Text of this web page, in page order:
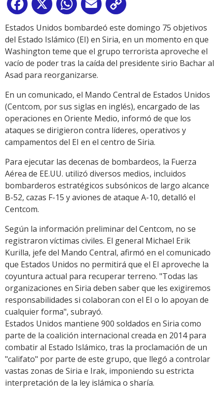
Facebook
X WhatsApp
Email
Link
Estados Unidos bombardeó este domingo 75 objetivos
del Estado Islámico (EI) en Siria, en un momento en que
Washington teme que el grupo terrorista aproveche el
vacío de poder tras la caída del presidente sirio Bachar al
Asad para reorganizarse.
En un comunicado, el Mando Central de Estados Unidos
(Centcom, por sus siglas en inglés), encargado de las
operaciones en Oriente Medio, informó de que los
ataques se dirigieron contra líderes, operativos y
campamentos del EI en el centro de Siria.
Para ejecutar las decenas de bombardeos, la Fuerza
Aérea de EE.UU. utilizó diversos medios, incluidos
bombarderos estratégicos subsónicos de largo alcance
B-52, cazas F-15 y aviones de ataque A-10, detalló el
Centcom.
Según la información preliminar del Centcom, no se
registraron víctimas civiles. El general Michael Erik
Kurilla, jefe del Mando Central, afirmó en el comunicado
que Estados Unidos no permitirá que el EI aproveche la
coyuntura actual para recuperar terreno. "Todas las
organizaciones en Siria deben saber que les exigiremos
responsabilidades si colaboran con el EI o lo apoyan de
cualquier forma", subrayó.
Estados Unidos mantiene 900 soldados en Siria como
parte de la coalición internacional creada en 2014 para
combatir al Estado Islámico, tras la proclamación de un
"califato" por parte de este grupo, que llegó a controlar
vastas zonas de Siria e Irak, imponiendo su estricta
interpretación de la ley islámica o sharía.